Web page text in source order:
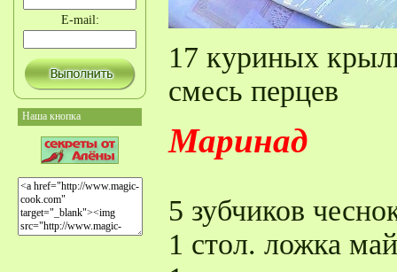
E-mail:
Наша кнопка
17 куриных
смесь перцев
Маринад
5 зубчиков
1 стол. ложка